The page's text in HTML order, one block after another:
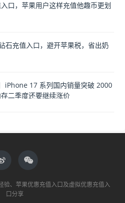
口，苹果用户这样充值他趣币更划
石充值入口，避开苹果税，省出奶
iPhone 17 系列国内销量突破 2000
二季度还要继续涨价
验、苹果优惠充值入口及虚拟优惠充值入
口分享